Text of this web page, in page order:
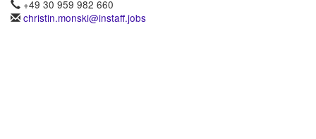
+49 30 959 982 660
christin.monski@instaff.jobs